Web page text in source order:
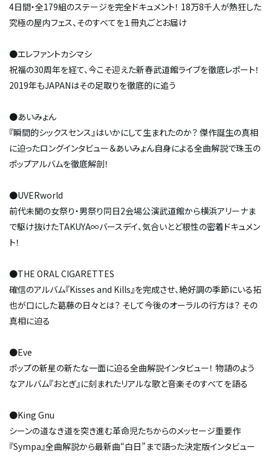
4日間・全179組のステージを完全ドキュメント！ 18万8千人が熱狂した
究極の屋内フェス、そのすべてを１冊丸ごとお届け
●エレファントカシマシ
祝福の30周年を経て、今こそ迎えた新春武道館ライブを徹底レポート！
2019年もJAPANはその足取りを徹底的に追う
●あいみょん
『瞬間的シックスセンス』はいかにして生まれたのか？ 傑作誕生の真相
に迫ったロングインタビュー＆あいみょん自身による全曲解説で珠玉の
ポップアルバムを徹底解剖！
●UVERworld
前代未聞の女祭り・男祭り同日2会場公演――武道館から横浜アリーナま
で駆け抜けたTAKUYA∞バースデイ、気合いとど根性の密着ドキュメン
ト！
●THE ORAL CIGARETTES
確信のアルバム『Kisses and Kills』を完成させ、絶好調の季節にいる拓
也が口にした葛藤の日々とは？ そして今後のオーラルの行方は？ その
真相に迫る
●Eve
ポップの新星の新たな一面に迫る全曲解説インタビュー！ 物語のよう
なアルバム『おとぎ』に刻まれたリアルな歌と音楽――そのすべてを語る
●King Gnu
シーンの道なき道を突き進む革命児たちからのメッセージ――重要作
『Sympa』全曲解説から最新曲“白日”まで語った決定版インタビュー